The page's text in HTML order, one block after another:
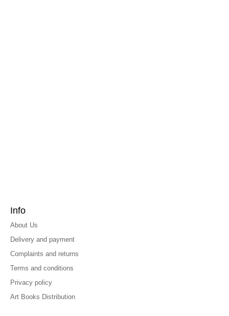
Info
About Us
Delivery and payment
Complaints and returns
Terms and conditions
Privacy policy
Art Books Distribution